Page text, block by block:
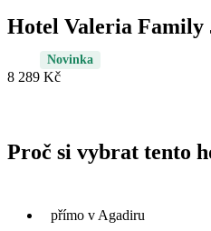
Hotel Valeria
Novinka
8 289 Kč
Proč si vybrat tento
přímo v Agadiru